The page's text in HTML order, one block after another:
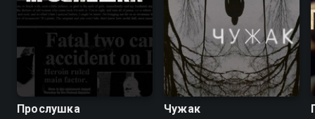
8.5 9.3
Прослушка
7.2 7.6
Чужак